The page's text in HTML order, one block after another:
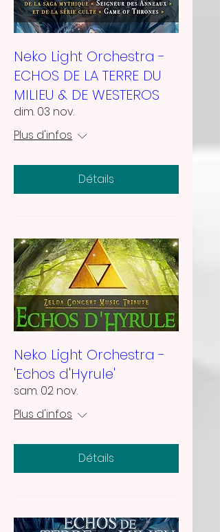
Neko Light Orchestra -
ECHOS DE LA TERRE DU
MILIEU & DE WESTEROS
dim. 03 nov.
Plus d'infos
Détails
Neko Light Orchestra -
'Echos d'Hyrule'
sam. 02 nov.
Plus d'infos
Détails